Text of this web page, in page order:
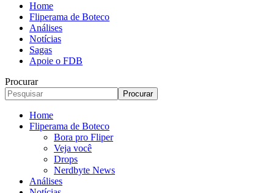
Home
Fliperama de Boteco
Análises
Notícias
Sagas
Apoie o FDB
Procurar
Home
Fliperama de Boteco
Bora pro Fliper
Veja você
Drops
Nerdbyte News
Análises